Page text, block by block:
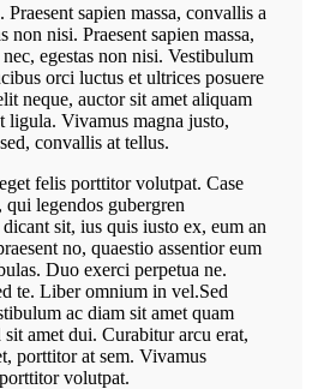
sapien massa, convallis a
non nisi. Praesent sapien massa,
egestas non nisi. Vestibulum
orci luctus et ultrices posuere
neque, auctor sit amet aliquam
ligula. Vivamus magna justo,
convallis at tellus.
felis porttitor volutpat. Case
qui legendos gubergren
sit, ius quis iusto ex, eum an
no, quaestio assentior eum
Duo exerci perpetua ne.
te. Liber omnium in vel.Sed
ac diam sit amet quam
amet dui. Curabitur arcu erat,
porttitor at sem. Vivamus
volutpat.